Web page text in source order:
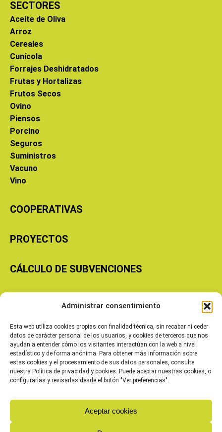
Administrar consentimiento
Esta web utiliza cookies propias con finalidad técnica, sin recabar ni ceder
datos de carácter personal de los usuarios, y cookies de terceros que nos
ayudan a entender cómo los visitantes interactúan con la web a nivel
estadístico y de forma anónima. Para obtener más información sobre
estas cookies y el procesamiento de sus datos personales, consulte
nuestra Política de privacidad y cookies. Puede aceptar nuestras cookies, o
configurarlas y revisarlas desde el botón "Ver preferencias".
Aceptar cookies
SECTORES
Aceite de Oliva
Arroz
Cereales
Cunícola
Forrajes Deshidratados
Frutas y Hortalizas
Frutos Secos
Ovino
Piensos
Porcino
Seguros
Suministros
Vacuno
Vino
COOPERATIVAS
PROYECTOS
CÁLCULO DE SUBVENCIONES